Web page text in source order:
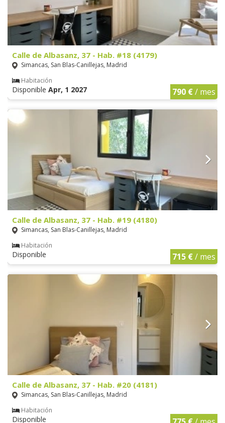
Calle de Albasanz, 37 - Hab. #18 (4179)
Simancas, San Blas-Canillejas, Madrid
Habitación
Disponible Apr, 1 2027 790 €/ mes
Calle de Albasanz, 37 - Hab. #19 (4180)
Simancas, San Blas-Canillejas, Madrid
Habitación
Disponible 715 €/ mes
Calle de Albasanz, 37 - Hab. #20 (4181)
Simancas, San Blas-Canillejas, Madrid
Habitación
Disponible